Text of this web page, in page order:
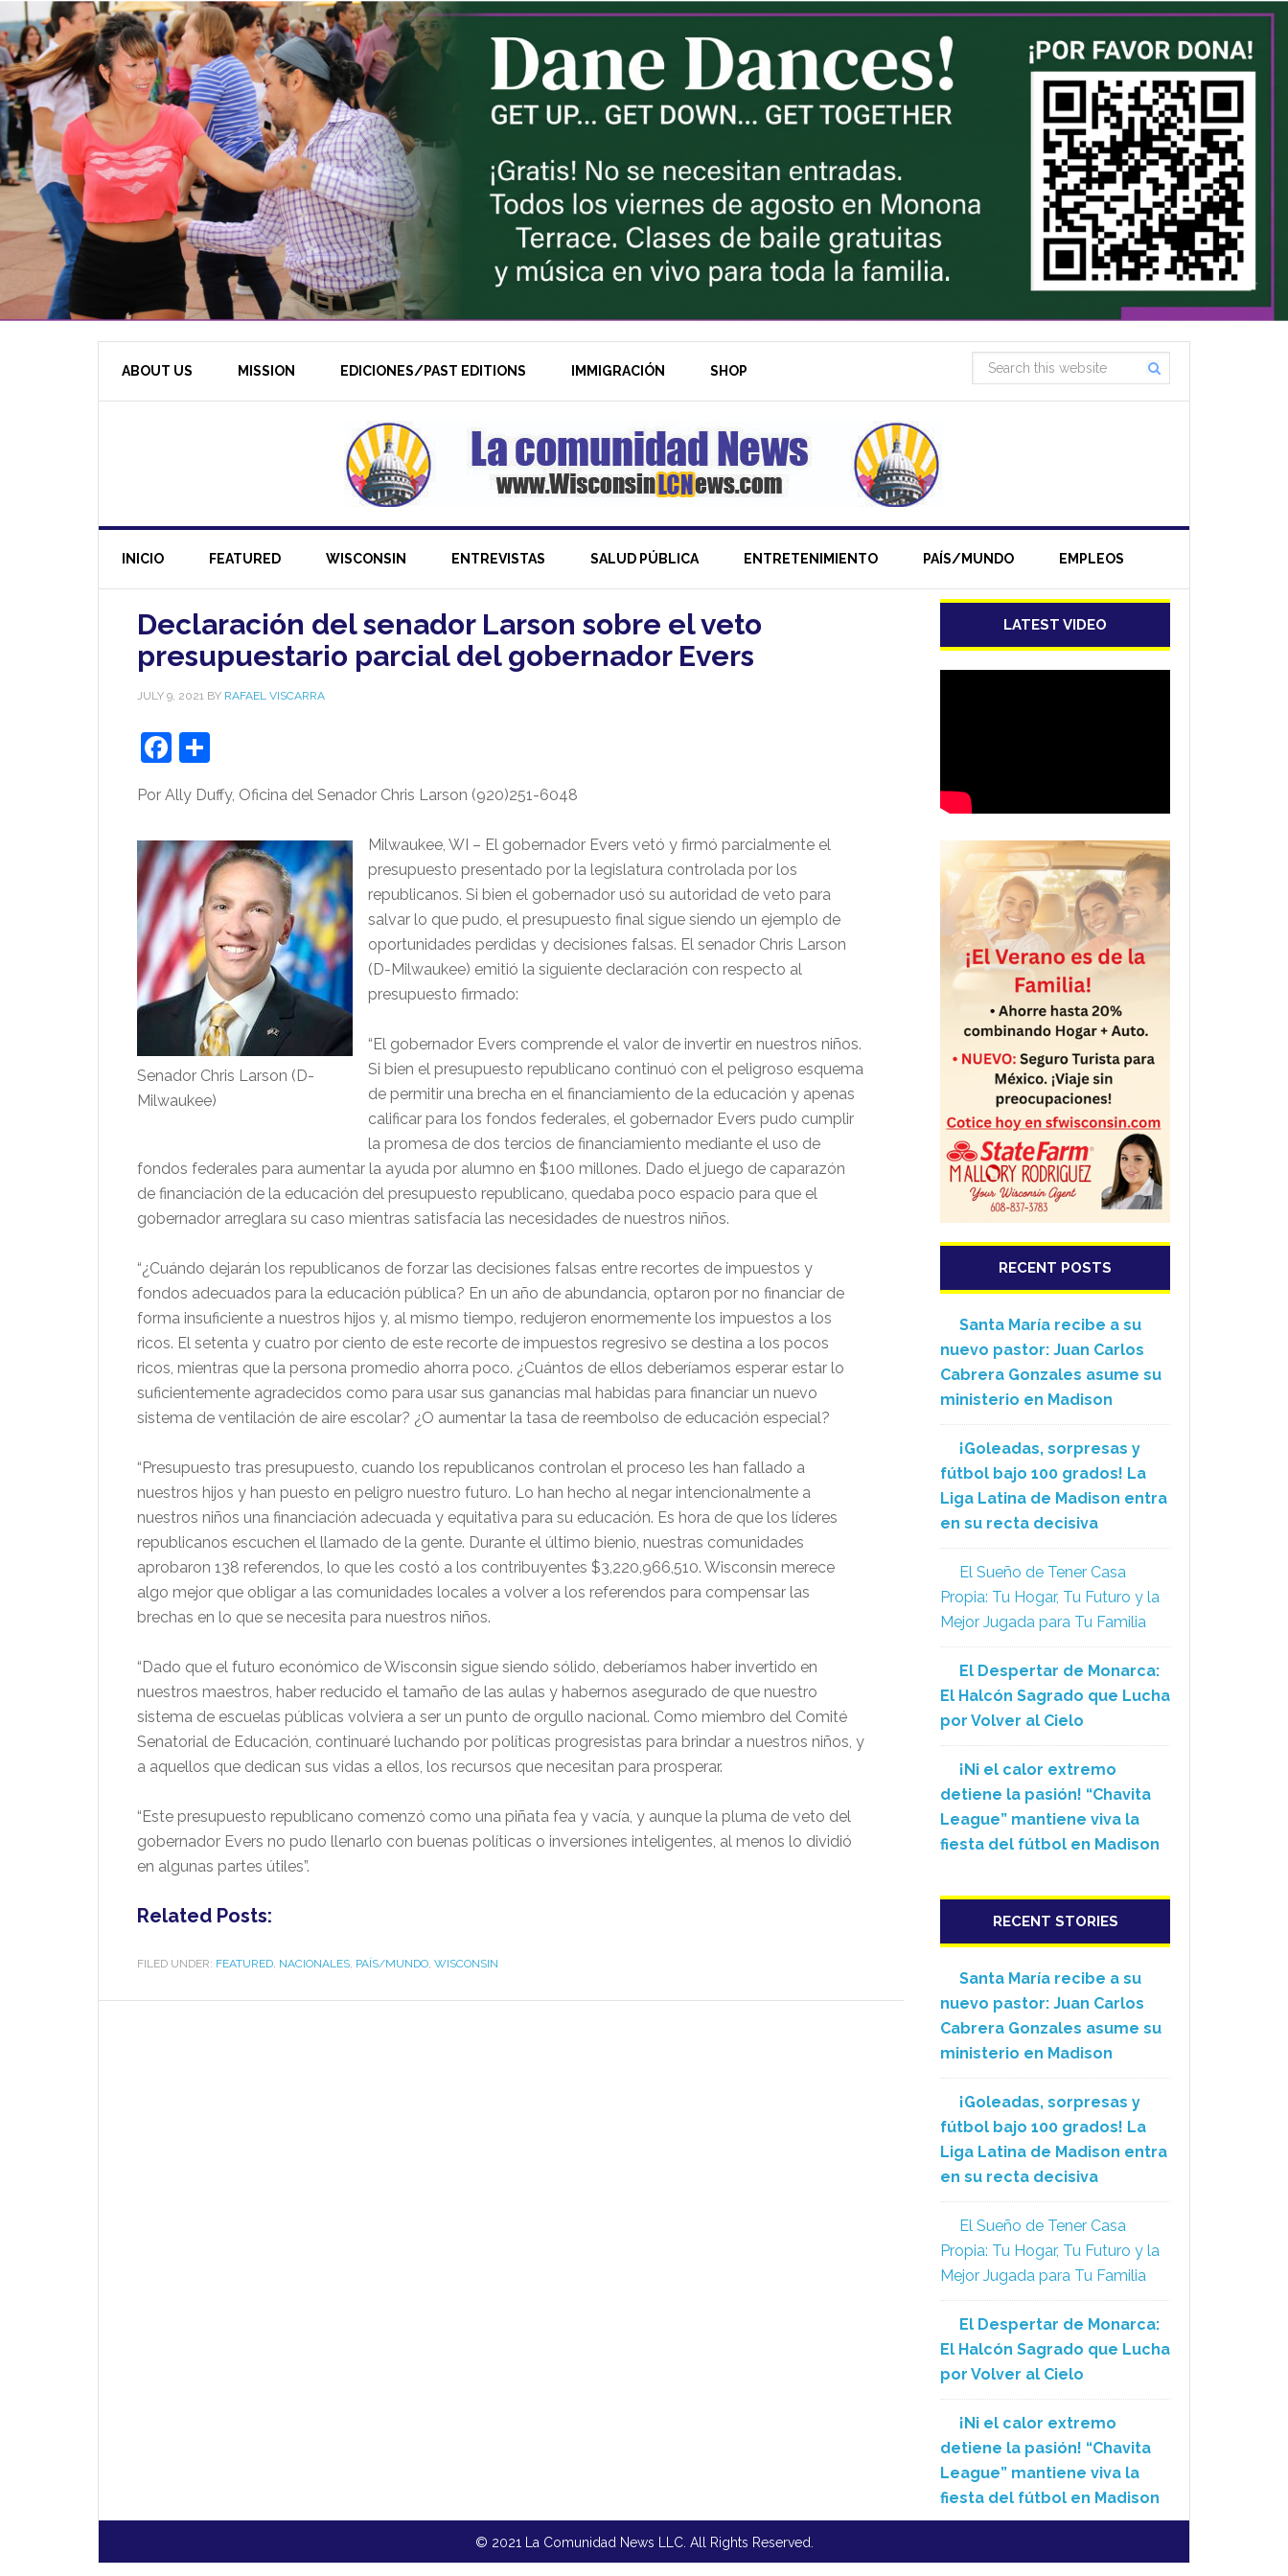
ABOUT US MISSION EDICIONES/PAST EDITIONS IMMIGRACIÓN SHOP
INICIO FEATURED WISCONSIN ENTREVISTAS SALUD PÚBLICA ENTRETENIMIENTO PAÍS/MUNDO EMPLEOS
Declaración del senador Larson sobre el veto
presupuestario parcial del gobernador Evers
JULY 9, 2021 BY RAFAEL VISCARRA
Facebook
Por Ally Duffy, Oficina del Senador Chris Larson (920)251-6048
Senador Chris Larson (D-
Milwaukee)
Milwaukee, WI – El gobernador Evers vetó y firmó parcialmente el
presupuesto presentado por la legislatura controlada por los
republicanos. Si bien el gobernador usó su autoridad de veto para
salvar lo que pudo, el presupuesto final sigue siendo un ejemplo de
oportunidades perdidas y decisiones falsas. El senador Chris Larson
(D-Milwaukee) emitió la siguiente declaración con respecto al
presupuesto firmado:
“El gobernador Evers comprende el valor de invertir en nuestros niños.
Si bien el presupuesto republicano continuó con el peligroso esquema
de permitir una brecha en el financiamiento de la educación y apenas
calificar para los fondos federales, el gobernador Evers pudo cumplir
la promesa de dos tercios de financiamiento mediante el uso de
fondos federales para aumentar la ayuda por alumno en $100 millones. Dado el juego de caparazón
de financiación de la educación del presupuesto republicano, quedaba poco espacio para que el
gobernador arreglara su caso mientras satisfacía las necesidades de nuestros niños.
“¿Cuándo dejarán los republicanos de forzar las decisiones falsas entre recortes de impuestos y
fondos adecuados para la educación pública? En un año de abundancia, optaron por no financiar de
forma insuficiente a nuestros hijos y, al mismo tiempo, redujeron enormemente los impuestos a los
ricos. El setenta y cuatro por ciento de este recorte de impuestos regresivo se destina a los pocos
ricos, mientras que la persona promedio ahorra poco. ¿Cuántos de ellos deberíamos esperar estar lo
suficientemente agradecidos como para usar sus ganancias mal habidas para financiar un nuevo
sistema de ventilación de aire escolar? ¿O aumentar la tasa de reembolso de educación especial?
“Presupuesto tras presupuesto, cuando los republicanos controlan el proceso les han fallado a
nuestros hijos y han puesto en peligro nuestro futuro. Lo han hecho al negar intencionalmente a
nuestros niños una financiación adecuada y equitativa para su educación. Es hora de que los líderes
republicanos escuchen el llamado de la gente. Durante el último bienio, nuestras comunidades
aprobaron 138 referendos, lo que les costó a los contribuyentes $3,220,966,510. Wisconsin merece
algo mejor que obligar a las comunidades locales a volver a los referendos para compensar las
brechas en lo que se necesita para nuestros niños.
“Dado que el futuro económico de Wisconsin sigue siendo sólido, deberíamos haber invertido en
nuestros maestros, haber reducido el tamaño de las aulas y habernos asegurado de que nuestro
sistema de escuelas públicas volviera a ser un punto de orgullo nacional. Como miembro del Comité
Senatorial de Educación, continuaré luchando por políticas progresistas para brindar a nuestros niños, y
a aquellos que dedican sus vidas a ellos, los recursos que necesitan para prosperar.
“Este presupuesto republicano comenzó como una piñata fea y vacía, y aunque la pluma de veto del
gobernador Evers no pudo llenarlo con buenas políticas o inversiones inteligentes, al menos lo dividió
en algunas partes útiles”.
Related Posts:
FILED UNDER: FEATURED, NACIONALES, PAÍS/MUNDO, WISCONSIN
LATEST VIDEO
RECENT POSTS
Santa María recibe a su
nuevo pastor: Juan Carlos
Cabrera Gonzales asume su
ministerio en Madison
¡Goleadas, sorpresas y
fútbol bajo 100 grados! La
Liga Latina de Madison entra
en su recta decisiva
El Sueño de Tener Casa
Propia: Tu Hogar, Tu Futuro y la
Mejor Jugada para Tu Familia
El Despertar de Monarca:
El Halcón Sagrado que Lucha
por Volver al Cielo
¡Ni el calor extremo
detiene la pasión! “Chavita
League” mantiene viva la
fiesta del fútbol en Madison
RECENT STORIES
Santa María recibe a su
nuevo pastor: Juan Carlos
Cabrera Gonzales asume su
ministerio en Madison
¡Goleadas, sorpresas y
fútbol bajo 100 grados! La
Liga Latina de Madison entra
en su recta decisiva
El Sueño de Tener Casa
Propia: Tu Hogar, Tu Futuro y la
Mejor Jugada para Tu Familia
El Despertar de Monarca:
El Halcón Sagrado que Lucha
por Volver al Cielo
¡Ni el calor extremo
detiene la pasión! “Chavita
League” mantiene viva la
fiesta del fútbol en Madison
© 2021 La Comunidad News LLC. All Rights Reserved.